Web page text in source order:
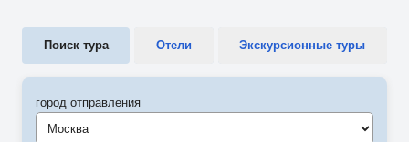
Поиск тура Отели Экскурсионные туры
город отправления
Москва